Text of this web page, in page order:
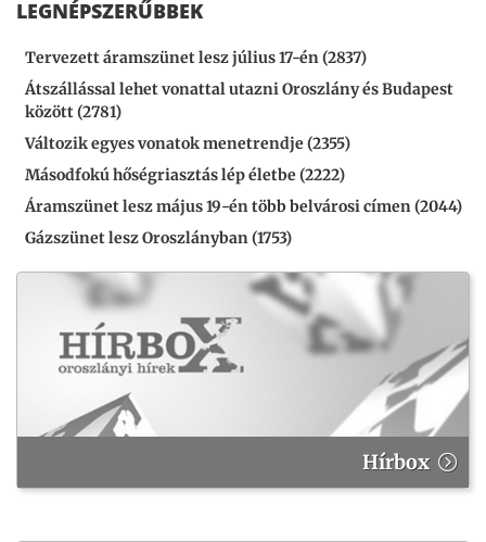
LEGNÉPSZERŰBBEK
Tervezett áramszünet lesz július 17-én (2837)
Átszállással lehet vonattal utazni Oroszlány és Budapest
között (2781)
Változik egyes vonatok menetrendje (2355)
Másodfokú hőségriasztás lép életbe (2222)
Áramszünet lesz május 19-én több belvárosi címen (2044)
Gázszünet lesz Oroszlányban (1753)
Hírbox